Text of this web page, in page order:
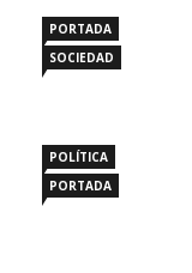
PORTADA
SOCIEDAD
POLÍTICA
PORTADA